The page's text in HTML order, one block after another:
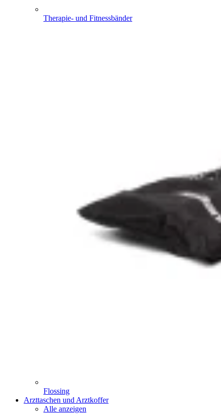
Therapie- und Fitnessbänder
Flossing
Arzttaschen und Arztkoffer
Alle anzeigen